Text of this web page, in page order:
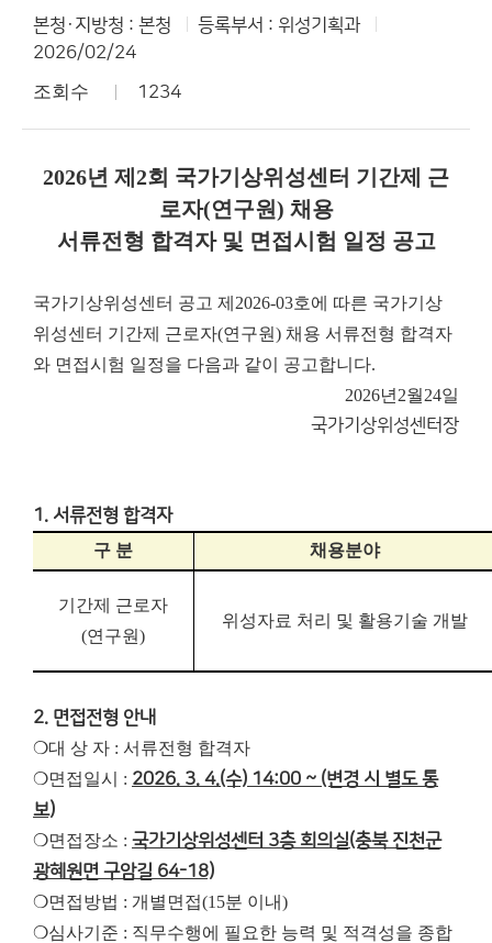
본청·지방청 : 본청
등록부서 : 위성기획과
2026/02/24
조회수 1234
2026년 제2회 국가기상위성센터 기간제 근
로자(연구원) 채용
서류전형 합격자 및 면접시험 일정 공고
국가기상위성센터 공고 제2026-03호에 따른 국가기상
위성센터 기간제 근로자(연구원) 채용 서류전형 합격자
와 면접시험 일정을 다음과 같이 공고합니다.
2026년 2월24일
국가기상위성센터장
1. 서류전형 합격자
구 분 채용분야
기간제 근로자
(연구원)
위성자료 처리 및 활용기술 개발
2. 면접전형 안내
❍대 상 자 : 서류전형 합격자
❍면접일시 : 2026. 3. 4.(수) 14:00 ~ (변경 시 별도 통
보)
❍면접장소 : 국가기상위성센터 3층 회의실(충북 진천군
광혜원면 구암길 64-18)
❍면접방법 : 개별면접(15분 이내)
❍심사기준 : 직무수행에 필요한 능력 및 적격성을 종합